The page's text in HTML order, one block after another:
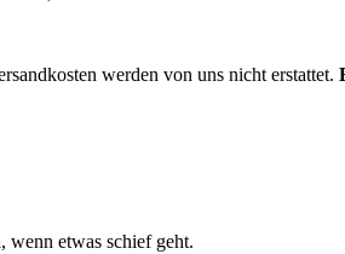
werden von uns nicht erstattet.
wenn etwas schief geht.